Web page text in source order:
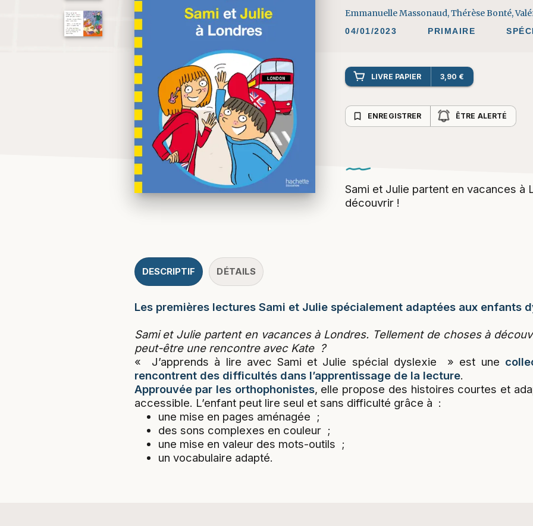
Emmanuelle Massonaud,Thérèse Bonté,
04/01/2023 PRIMAIRE
LIVRE PAPIER 3,90 €
bookmark_border ENREGISTRER ÊTRE ALERTÉ
Sami et Julie partent en vacances à
découvrir !
DESCRIPTIF DÉTAILS
Les premières lectures Sami et Julie spécialement adaptées aux enfants
Sami et Julie partent en vacances à Londres. Tellement de choses à
peut-être une rencontre avec Kate ?
« J’apprends à lire avec Sami et Julie spécial dyslexie » est une
rencontrent des difficultés dans l’apprentissage de la lecture.
Approuvée par les orthophonistes, elle propose des histoires courtes et
accessible. L’enfant peut lire seul et sans difficulté grâce à :
une mise en pages aménagée ;
des sons complexes en couleur ;
une mise en valeur des mots-outils ;
un vocabulaire adapté.